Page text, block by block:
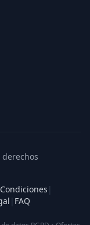
|
| FAQ